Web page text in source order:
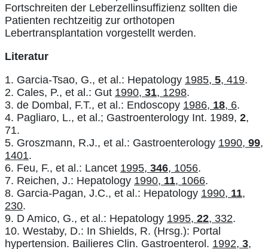
Fortschreiten der Leberzellinsuffizienz sollten die
Patienten rechtzeitig zur orthotopen
Lebertransplantation vorgestellt werden.
Literatur
1. Garcia-Tsao, G., et al.: Hepatology 1985, 5, 419.
2. Cales, P., et al.: Gut 1990, 31, 1298.
3. de Dombal, F.T., et al.: Endoscopy 1986, 18, 6.
4. Pagliaro, L., et al.; Gastroenterology Int. 1989, 2,
71.
5. Groszmann, R.J., et al.: Gastroenterology 1990, 99,
1401.
6. Feu, F., et al.: Lancet 1995, 346, 1056.
7. Reichen, J.: Hepatology 1990, 11, 1066.
8. Garcia-Pagan, J.C., et al.: Hepatology 1990, 11,
230.
9. D Amico, G., et al.: Hepatology 1995, 22, 332.
10. Westaby, D.: In Shields, R. (Hrsg.): Portal
hypertension. Bailieres Clin. Gastroenterol. 1992, 3,